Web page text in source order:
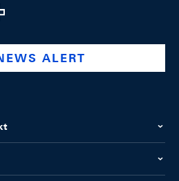
company/swiss-national-
@swissnationalbank
ALERT